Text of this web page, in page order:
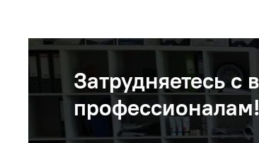
Затрудняетесь
профессионалам!